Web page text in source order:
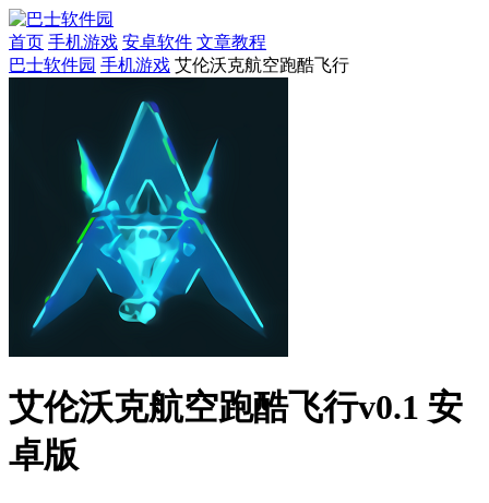
首页 手机游戏 安卓软件 文章教程
巴士软件园 手机游戏 艾伦沃克航空跑酷飞行
艾伦沃克航空跑酷飞行v0.1 安
卓版